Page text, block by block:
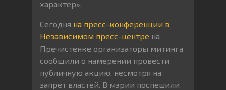
характер».
Сегодня на пресс-конференции в
Независимом пресс-центре на
Пречистенке организаторы митинга
сообщили о намерении провести
публичную акцию, несмотря на
запрет властей. В мэрии поспешили